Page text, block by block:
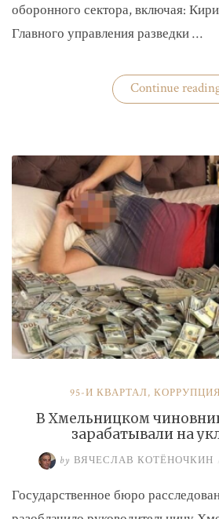
оборонного сектора, включая:
Главного управления разведки …
Continue
95-Й КВАРТАЛ, КОРРУПЦИЯ
В Хмельницком
зарабатывали на
by ВЯЧЕСЛАВ КОТЁНОЧКИН /
Государственное бюро